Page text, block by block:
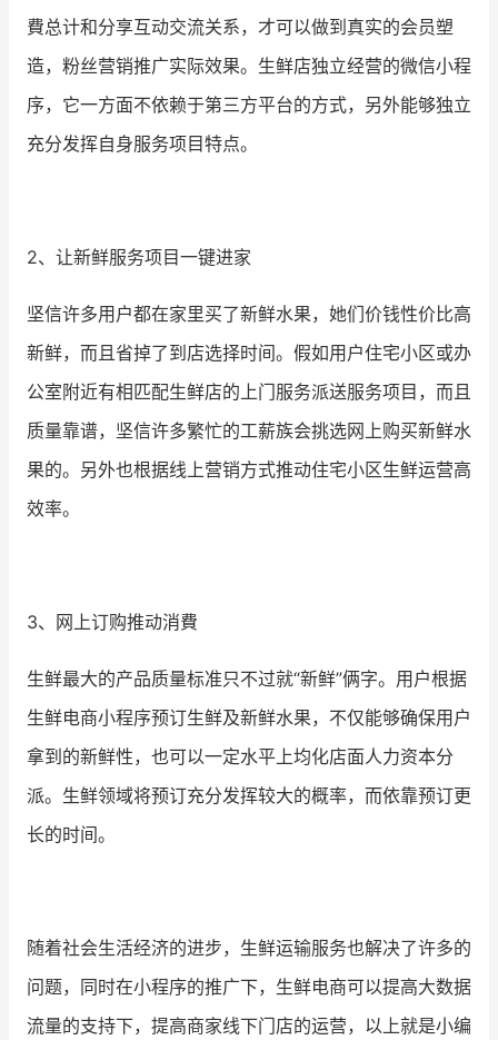
費总计和分享互动交流关系，才可以做到真实的会员塑
造，粉丝营销推广实际效果。生鲜店独立经营的微信小程
序，它一方面不依赖于第三方平台的方式，另外能够独立
充分发挥自身服务项目特点。
2、让新鲜服务项目一键进家
坚信许多用户都在家里买了新鲜水果，她们价钱性价比高
新鲜，而且省掉了到店选择时间。假如用户住宅小区或办
公室附近有相匹配生鲜店的上门服务派送服务项目，而且
质量靠谱，坚信许多繁忙的工薪族会挑选网上购买新鲜水
果的。另外也根据线上营销方式推动住宅小区生鲜运营高
效率。
3、网上订购推动消費
生鲜最大的产品质量标准只不过就“新鲜”俩字。用户根据
生鲜电商小程序预订生鲜及新鲜水果，不仅能够确保用户
拿到的新鲜性，也可以一定水平上均化店面人力资本分
派。生鲜领域将预订充分发挥较大的概率，而依靠预订更
长的时间。
随着社会生活经济的进步，生鲜运输服务也解决了许多的
问题，同时在小程序的推广下，生鲜电商可以提高大数据
流量的支持下，提高商家线下门店的运营，以上就是小编